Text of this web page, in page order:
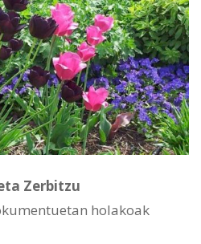
Zerbitzu
holakoak